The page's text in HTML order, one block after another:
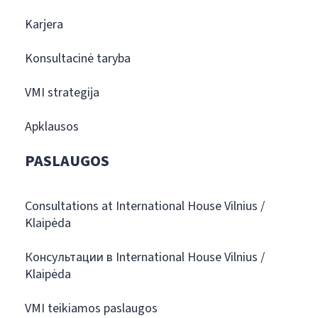
Karjera
Konsultacinė taryba
VMI strategija
Apklausos
PASLAUGOS
Consultations at International House Vilnius /
Klaipėda
Консультации в International House Vilnius /
Klaipėda
VMI teikiamos paslaugos